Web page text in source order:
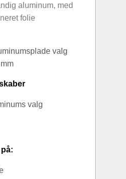
aluminum, med
folie
valg
valg